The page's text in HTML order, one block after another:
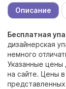
Описание
Бесплатная
дизайнерская
немного
Указанные цены
на сайте. Цены в